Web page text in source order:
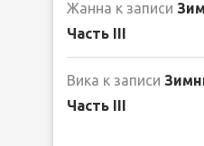
Жанна к записи
Часть III
Вика к записи
Часть III